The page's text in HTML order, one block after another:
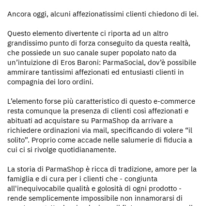
Ancora oggi, alcuni affezionatissimi clienti chiedono di lei.
Questo elemento divertente ci riporta ad un altro
grandissimo punto di forza conseguito da questa realtà,
che possiede un suo canale super popolato nato da
un’intuizione di Eros Baroni: ParmaSocial, dov’è possibile
ammirare tantissimi affezionati ed entusiasti clienti in
compagnia dei loro ordini.
L’elemento forse più caratteristico di questo e-commerce
resta comunque la presenza di clienti così affezionati e
abituati ad acquistare su ParmaShop da arrivare a
richiedere ordinazioni via mail, specificando di volere “il
solito”. Proprio come accade nelle salumerie di fiducia a
cui ci si rivolge quotidianamente.
La storia di ParmaShop è ricca di tradizione, amore per la
famiglia e di cura per i clienti che - congiunta
all'inequivocabile qualità e golosità di ogni prodotto -
rende semplicemente impossibile non innamorarsi di